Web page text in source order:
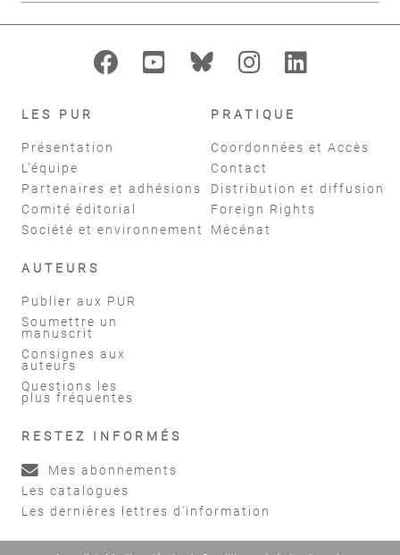
LES PUR
Présentation
L'équipe
Partenaires et adhésions
Comité éditorial
Société et environnement
PRATIQUE
Coordonnées et Accès
Contact
Distribution et diffusion
Foreign Rights
Mécénat
AUTEURS
Publier aux PUR
Soumettre un
manuscrit
Consignes aux
auteurs
Questions les
plus fréquentes
RESTEZ INFORMÉS
Mes abonnements
Les catalogues
Les dernières lettres d'information